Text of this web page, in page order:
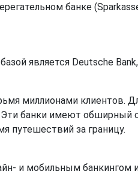
банке
является Deutsche
миллионами клиентов.
банки имеют обширный
путешествий за границу.
и мобильным банкингом